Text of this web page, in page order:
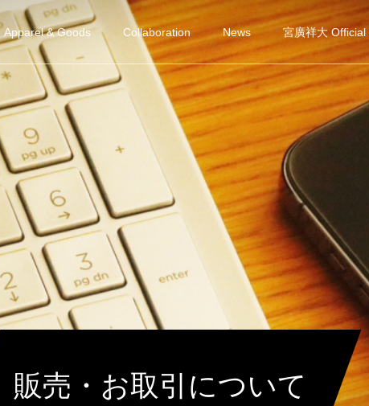
Apparel & Goods Collaboration News 宮廣祥大 Official
販売・お取引について